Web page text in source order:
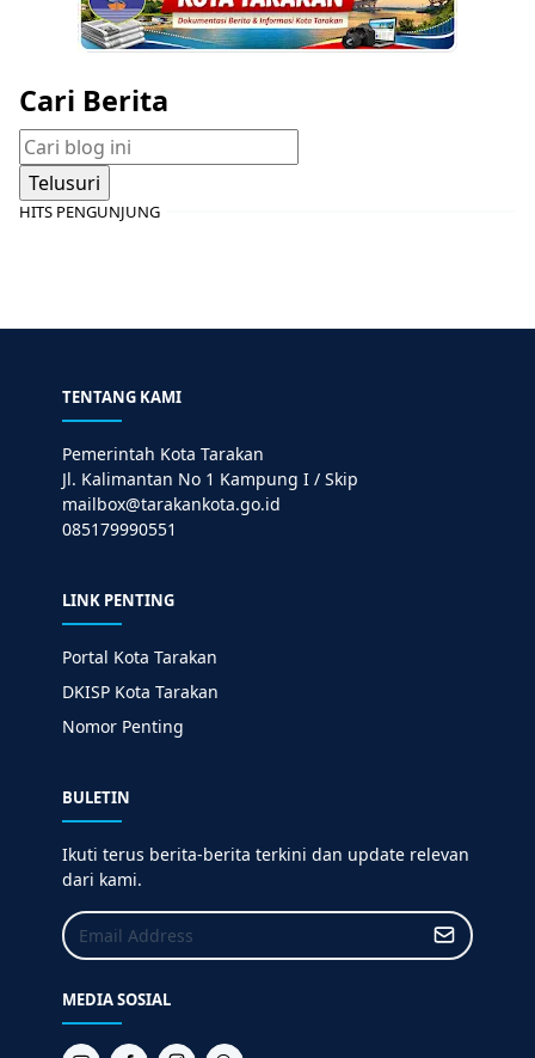
Cari Berita
HITS PENGUNJUNG
TENTANG KAMI
Pemerintah Kota Tarakan
Jl. Kalimantan No 1 Kampung I / Skip
mailbox@tarakankota.go.id
085179990551
LINK PENTING
Portal Kota Tarakan
DKISP Kota Tarakan
Nomor Penting
BULETIN
Ikuti terus berita-berita terkini dan update relevan
dari kami.
MEDIA SOSIAL